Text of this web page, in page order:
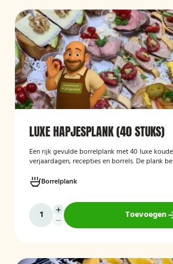
LUXE HAPJESPLANK (40 STUKS)
Een rijk gevulde borrelplank met 40 luxe
verjaardagen, recepties en borrels. De plank
stijlvol worden gepresenteerd, zodat je gasten
genieten.
Borrelplank
Toevoegen